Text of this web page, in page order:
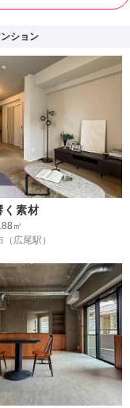
ション
く素材
㎡
（広尾駅）